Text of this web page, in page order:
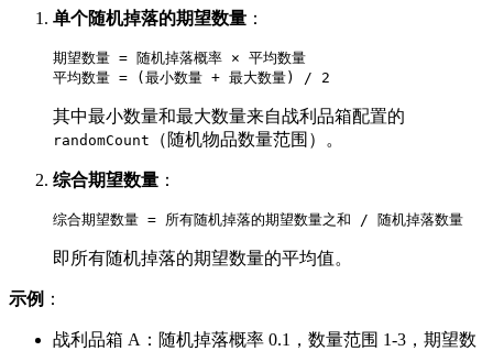
单个随机掉落的期望数量 ：
期望数量 = 随机掉落概率 × 平均数量
其中最小数量和最大数量来自战利品箱配置的
randomCount （随机物品数量范围）。
综合期望数量 ：
即所有随机掉落的期望数量的平均值。
示例 ：
战利品箱 A：随机掉落概率 0.1，数量范围 1-3，期望数